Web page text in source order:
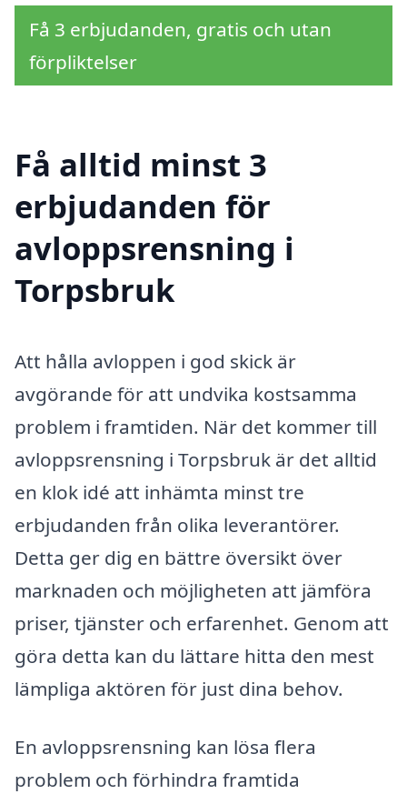
Få 3 erbjudanden, gratis och utan
förpliktelser
Få alltid minst 3
erbjudanden för
avloppsrensning i
Torpsbruk
Att hålla avloppen i god skick är
avgörande för att undvika kostsamma
problem i framtiden. När det kommer till
avloppsrensning i Torpsbruk är det alltid
en klok idé att inhämta minst tre
erbjudanden från olika leverantörer.
Detta ger dig en bättre översikt över
marknaden och möjligheten att jämföra
priser, tjänster och erfarenhet. Genom att
göra detta kan du lättare hitta den mest
lämpliga aktören för just dina behov.
En avloppsrensning kan lösa flera
problem och förhindra framtida